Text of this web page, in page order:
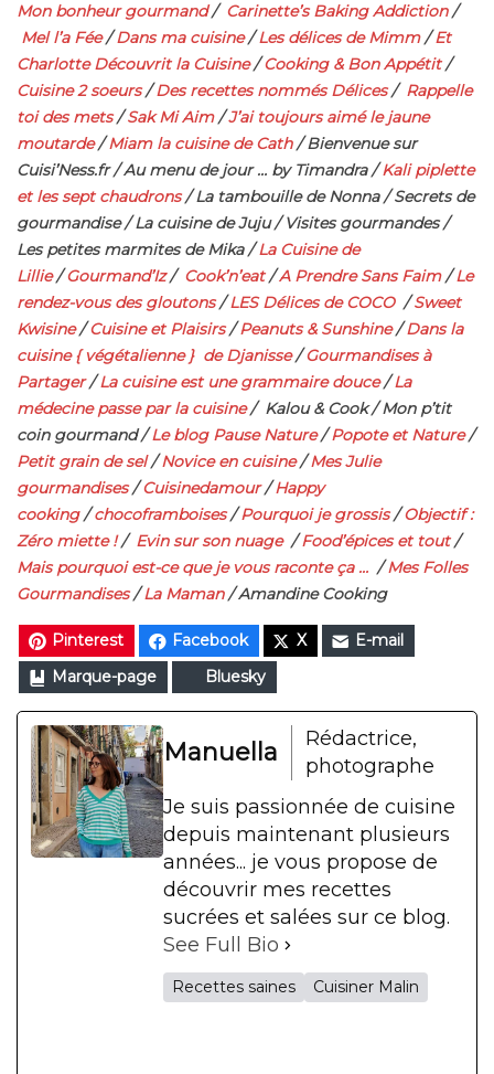
Mon bonheur gourmand/ Carinette’s Baking Addiction/
Mel l’a Fée/Dans ma cuisine/Les délices de Mimm/Et
Charlotte Découvrit la Cuisine/Cooking & Bon Appétit/
Cuisine 2 soeurs/Des recettes nommés Délices/ Rappelle
toi des mets/Sak Mi Aim/J’ai toujours aimé le jaune
moutarde/Miam la cuisine de Cath/ Bienvenue sur
Cuisi’Ness.fr / Au menu de jour … by Timandra /Kali piplette
et les sept chaudrons/ La tambouille de Nonna / Secrets de
gourmandise / La cuisine de Juju / Visites gourmandes /
Les petites marmites de Mika /La Cuisine de
Lillie/Gourmand’Iz/ Cook’n’eat/A Prendre Sans Faim/Le
rendez-vous des gloutons/LES Délices de COCO/Sweet
Kwisine/Cuisine et Plaisirs/Peanuts & Sunshine/Dans la
cuisine { végétalienne } de Djanisse/Gourmandises à
Partager/La cuisine est une grammaire douce/La
médecine passe par la cuisine/ Kalou & Cook / Mon p’tit
coin gourmand /Le blog Pause Nature/Popote et Nature/
Petit grain de sel/Novice en cuisine/Mes Julie
gourmandises/Cuisinedamour/Happy
cooking/chocoframboises/Pourquoi je grossis/Objectif :
Zéro miette !/ Evin sur son nuage/Food’épices et tout/
Mais pourquoi est-ce que je vous raconte ça … /Mes Folles
Gourmandises/La Maman/ Amandine Cooking
Pinterest Facebook X
E-mail
Marque-page
Bluesky
Manuella
Rédactrice,
photographe
Je suis passionnée de cuisine
depuis maintenant plusieurs
années... je vous propose de
découvrir mes recettes
sucrées et salées sur ce blog.
See Full Bio
Recettes saines Cuisiner Malin